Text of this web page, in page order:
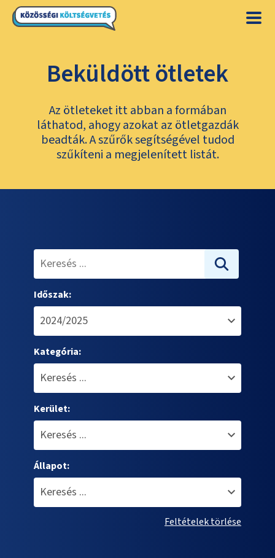
Beküldött ötletek
Az ötleteket itt abban a formában
láthatod, ahogy azokat az ötletgazdák
beadták. A szűrők segítségével tudod
szűkíteni a megjelenített listát.
Időszak:
Kategória:
Kerület:
Állapot:
Feltételek törlése